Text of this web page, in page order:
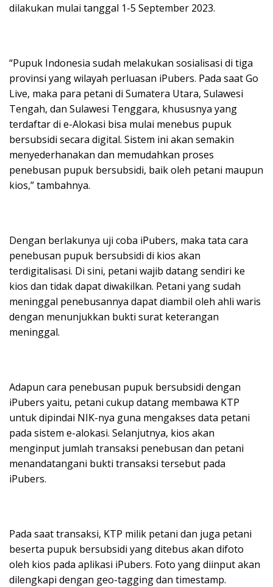
dilakukan mulai tanggal 1-5 September 2023.
“Pupuk Indonesia sudah melakukan sosialisasi di tiga
provinsi yang wilayah perluasan iPubers. Pada saat Go
Live, maka para petani di Sumatera Utara, Sulawesi
Tengah, dan Sulawesi Tenggara, khususnya yang
terdaftar di e-Alokasi bisa mulai menebus pupuk
bersubsidi secara digital. Sistem ini akan semakin
menyederhanakan dan memudahkan proses
penebusan pupuk bersubsidi, baik oleh petani maupun
kios,” tambahnya.
Dengan berlakunya uji coba iPubers, maka tata cara
penebusan pupuk bersubsidi di kios akan
terdigitalisasi. Di sini, petani wajib datang sendiri ke
kios dan tidak dapat diwakilkan. Petani yang sudah
meninggal penebusannya dapat diambil oleh ahli waris
dengan menunjukkan bukti surat keterangan
meninggal.
Adapun cara penebusan pupuk bersubsidi dengan
iPubers yaitu, petani cukup datang membawa KTP
untuk dipindai NIK-nya guna mengakses data petani
pada sistem e-alokasi. Selanjutnya, kios akan
menginput jumlah transaksi penebusan dan petani
menandatangani bukti transaksi tersebut pada
iPubers.
Pada saat transaksi, KTP milik petani dan juga petani
beserta pupuk bersubsidi yang ditebus akan difoto
oleh kios pada aplikasi iPubers. Foto yang diinput akan
dilengkapi dengan geo-tagging dan timestamp.